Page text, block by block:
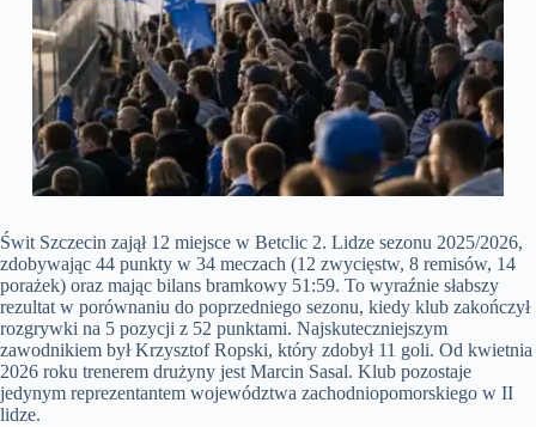
Świt Szczecin zajął 12 miejsce w Betclic 2. Lidze sezonu 2025/2026,
zdobywając 44 punkty w 34 meczach (12 zwycięstw, 8 remisów, 14
porażek) oraz mając bilans bramkowy 51:59. To wyraźnie słabszy
rezultat w porównaniu do poprzedniego sezonu, kiedy klub zakończył
rozgrywki na 5 pozycji z 52 punktami. Najskuteczniejszym
zawodnikiem był Krzysztof Ropski, który zdobył 11 goli. Od kwietnia
2026 roku trenerem drużyny jest Marcin Sasal. Klub pozostaje
jedynym reprezentantem województwa zachodniopomorskiego w II
lidze.